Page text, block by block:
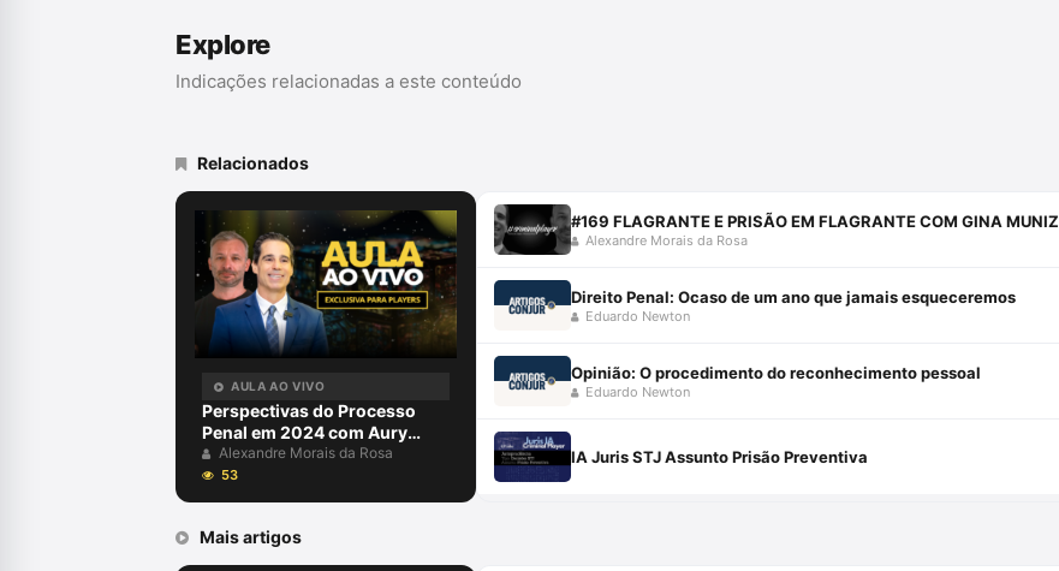
Explore
Indicações relacionadas a este conteúdo
Relacionados
AULA AO VIVO
Perspectivas do Processo
Penal em 2024 com Aury
Lopes Jr e Alexandre Morais
da Rosa
Alexandre Morais da Rosa
53
#169 FLAGRANTE E PRISÃO EM FLAGRANTE COM GINA MUNIZ
Alexandre Morais da Rosa
Direito Penal: Ocaso de um ano que jamais esqueceremos
Eduardo Newton
Opinião: O procedimento do reconhecimento pessoal
Eduardo Newton
IA Juris STJ Assunto Prisão Preventiva
Mais artigos